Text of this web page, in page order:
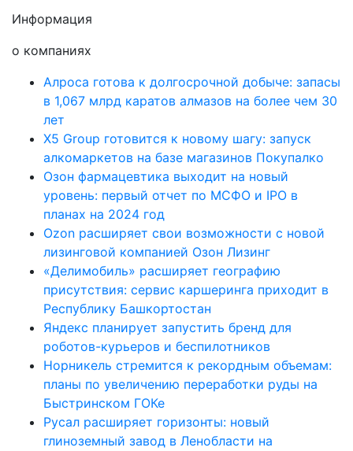
Информация
о компаниях
Алроса готова к долгосрочной добыче: запасы
в 1,067 млрд каратов алмазов на более чем 30
лет
X5 Group готовится к новому шагу: запуск
алкомаркетов на базе магазинов Покупалко
Озон фармацевтика выходит на новый
уровень: первый отчет по МСФО и IPO в
планах на 2024 год
Ozon расширяет свои возможности с новой
лизинговой компанией Озон Лизинг
«Делимобиль» расширяет географию
присутствия: сервис каршеринга приходит в
Республику Башкортостан
Яндекс планирует запустить бренд для
роботов-курьеров и беспилотников
Норникель стремится к рекордным объемам:
планы по увеличению переработки руды на
Быстринском ГОКе
Русал расширяет горизонты: новый
глиноземный завод в Ленобласти на